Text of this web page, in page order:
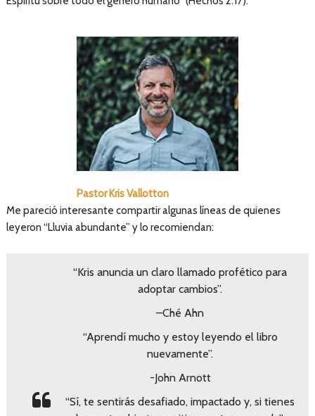
Pastor Kris Vallotton
Me pareció interesante compartir algunas líneas de quienes
leyeron “Lluvia abundante” y lo recomiendan:
“Kris anuncia un claro llamado profético para
adoptar cambios”.
–Ché Ahn
“Aprendí mucho y estoy leyendo el libro
nuevamente”.
-John Arnott
“Sí, te sentirás desafiado, impactado y, si tienes